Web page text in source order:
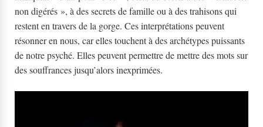
non digérés », à des secrets de famille ou à des trahisons qui
restent en travers de la gorge. Ces interprétations peuvent
résonner en nous, car elles touchent à des archétypes puissants
de notre psyché. Elles peuvent permettre de mettre des mots sur
des souffrances jusqu’alors inexprimées.